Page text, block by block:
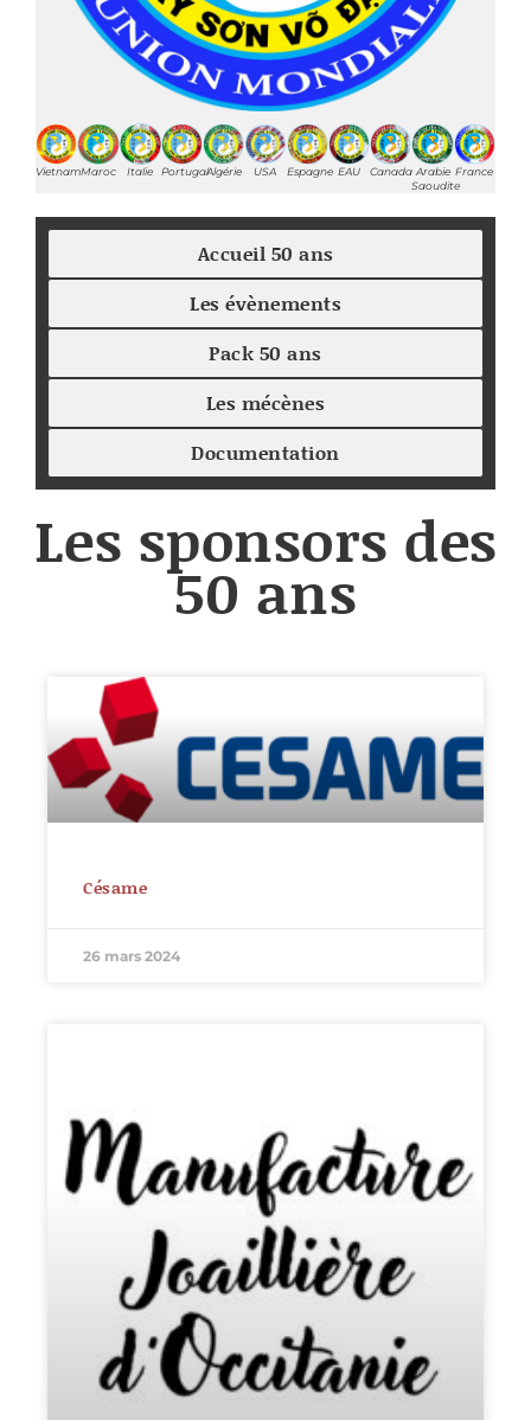
VietnamMaroc Italie PortugalAlgérie USA Espagne EAU Canada Arabie
Saoudite
France
Accueil 50 ans
Les évènements
Pack 50 ans
Les mécènes
Documentation
Les sponsors des
50 ans
Césame
26 mars 2024